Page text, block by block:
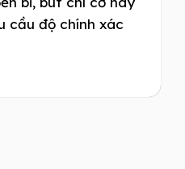
cầu độ chính xác